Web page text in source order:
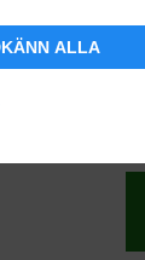
ALLA